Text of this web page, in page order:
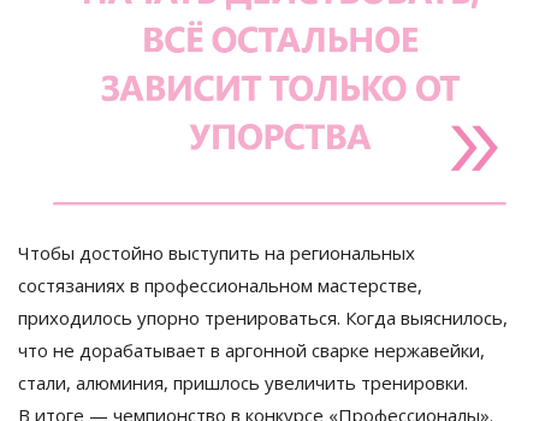
Чтобы достойно выступить на региональных
состязаниях в профессиональном мастерстве,
приходилось упорно тренироваться. Когда выяснилось,
что не дорабатывает в аргонной сварке нержавейки,
стали, алюминия, пришлось увеличить тренировки.
В итоге — чемпионство в конкурсе «Профессионалы».